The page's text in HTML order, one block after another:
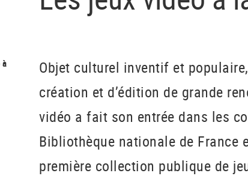
Objet culturel inventif et
création et d’édition de grande
vidéo a fait son entrée dans les
Bibliothèque nationale de France
première collection publique de